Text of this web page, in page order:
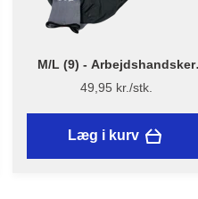
M/L (9) - Arbejdshandsker
MaxiFlex 42-874
49,95 kr./stk.
Læg i kurv